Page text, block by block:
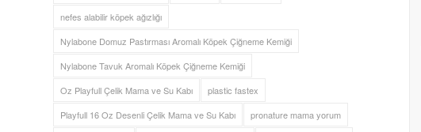
nefes alabilir köpek ağızlığı
Nylabone Domuz Pastırması Aromalı Köpek Çiğneme Kemiği
Nylabone Tavuk Aromalı Köpek Çiğneme Kemiği
Oz Playfull Çelik Mama ve Su Kabı
plastic fastex
Playfull 16 Oz Desenli Çelik Mama ve Su Kabı
pronature mama yorum